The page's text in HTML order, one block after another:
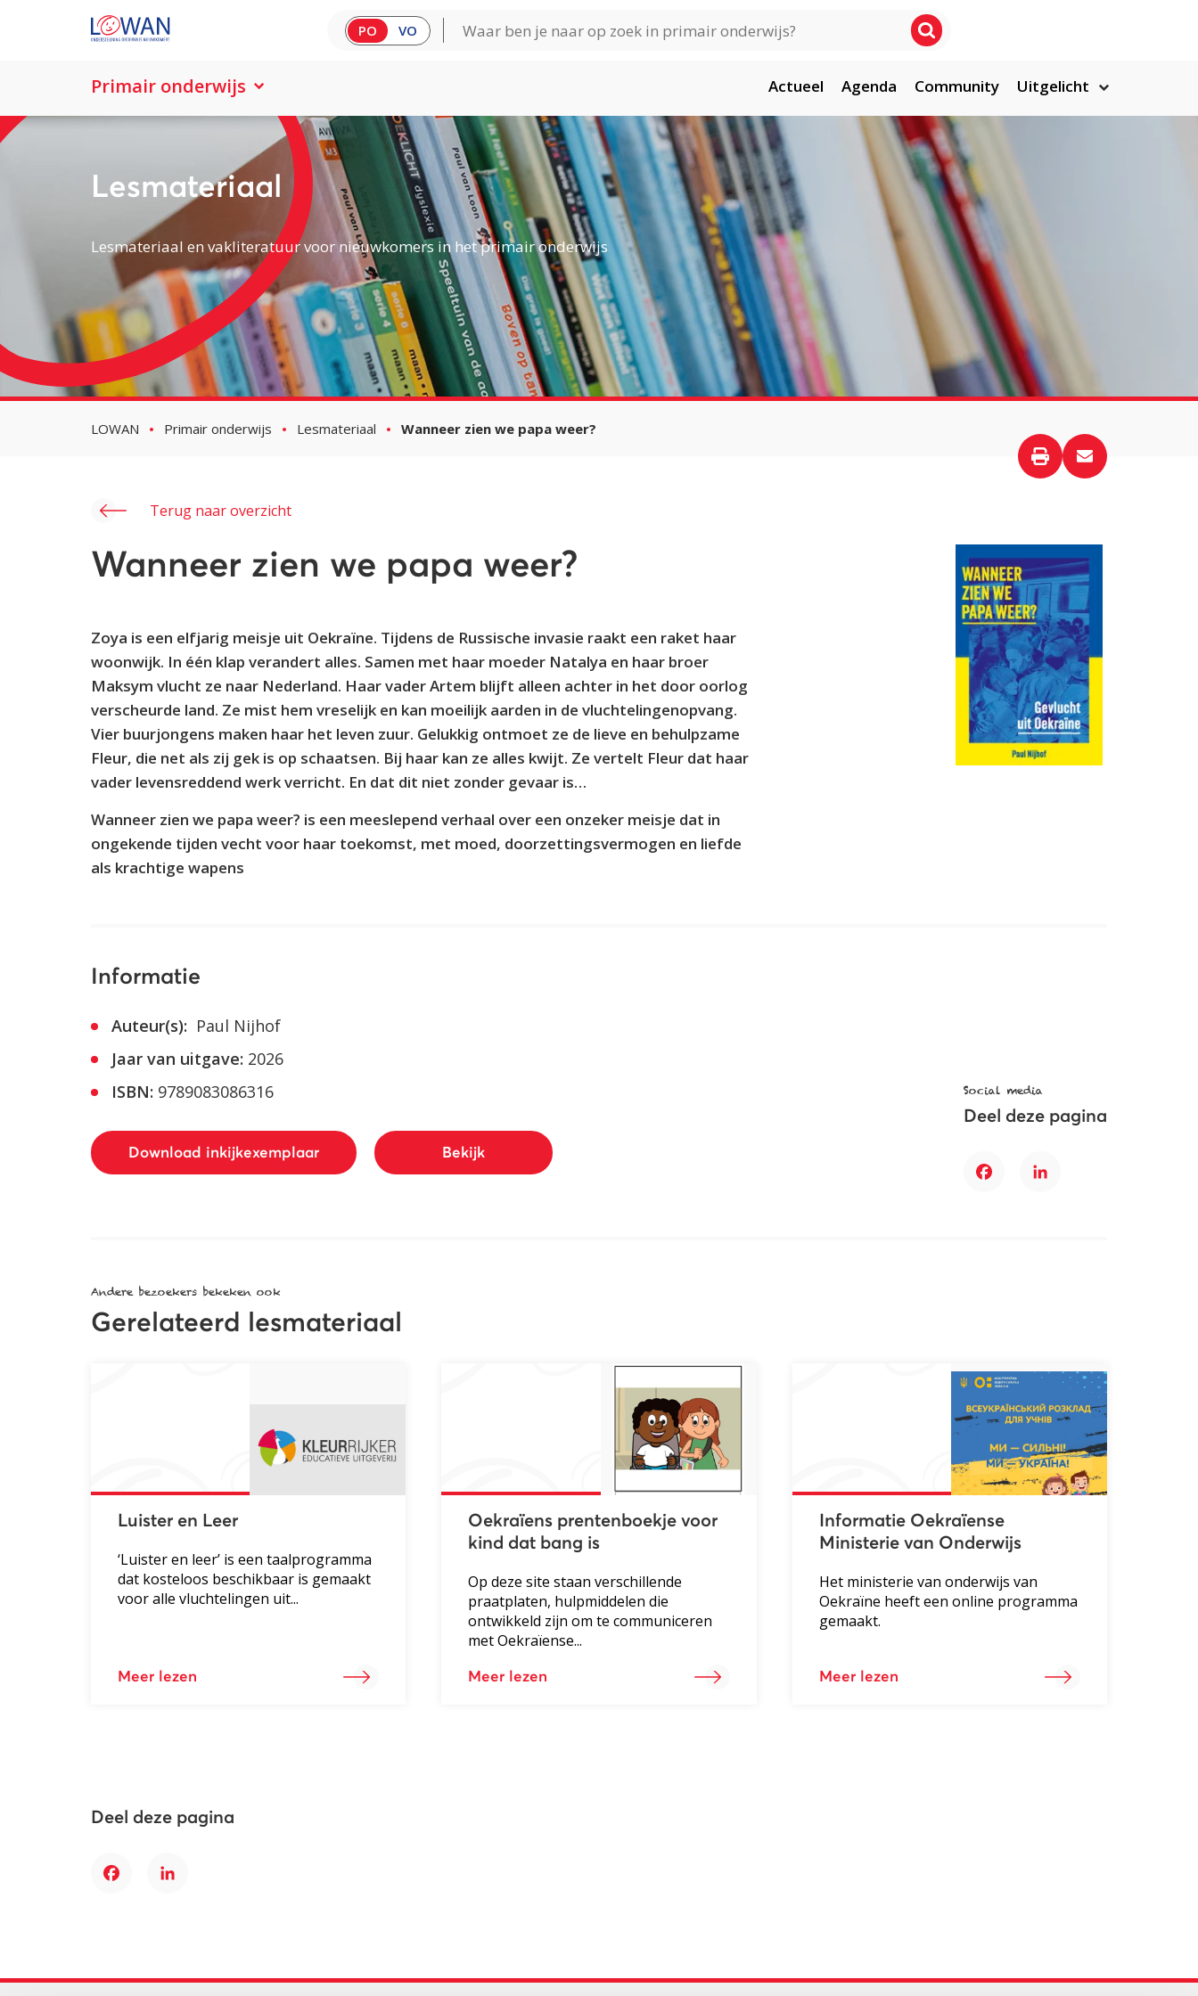
PO VO
Primair onderwijs Actueel Agenda Community Uitgelicht
Lesmateriaal
Lesmateriaal en vakliteratuur voor nieuwkomers in het primair onderwijs
LOWAN Primair onderwijs Lesmateriaal Wanneer zien we papa weer?
Terug naar overzicht
Wanneer zien we papa weer?
Zoya is een elfjarig meisje uit Oekraïne. Tijdens de Russische invasie raakt een raket haar
woonwijk. In één klap verandert alles. Samen met haar moeder Natalya en haar broer
Maksym vlucht ze naar Nederland. Haar vader Artem blijft alleen achter in het door oorlog
verscheurde land. Ze mist hem vreselijk en kan moeilijk aarden in de vluchtelingenopvang.
Vier buurjongens maken haar het leven zuur. Gelukkig ontmoet ze de lieve en behulpzame
Fleur, die net als zij gek is op schaatsen. Bij haar kan ze alles kwijt. Ze vertelt Fleur dat haar
vader levensreddend werk verricht. En dat dit niet zonder gevaar is…
Wanneer zien we papa weer? is een meeslepend verhaal over een onzeker meisje dat in
ongekende tijden vecht voor haar toekomst, met moed, doorzettingsvermogen en liefde
als krachtige wapens
Informatie
Auteur(s): Paul Nijhof
Jaar van uitgave: 2026
ISBN: 9789083086316
Download inkijkexemplaar Bekijk
Social media
Deel deze pagina
FacebookLinkedIn
Andere bezoekers bekeken ook
Gerelateerd lesmateriaal
Luister en Leer
‘Luister en leer’ is een taalprogramma
dat kosteloos beschikbaar is gemaakt
voor alle vluchtelingen uit...
Meer lezen
Oekraïens prentenboekje voor
kind dat bang is
Op deze site staan verschillende
praatplaten, hulpmiddelen die
ontwikkeld zijn om te communiceren
met Oekraïense...
Meer lezen
Informatie Oekraïense
Ministerie van Onderwijs
Het ministerie van onderwijs van
Oekraïne heeft een online programma
gemaakt.
Meer lezen
Deel deze pagina
FacebookLinkedIn